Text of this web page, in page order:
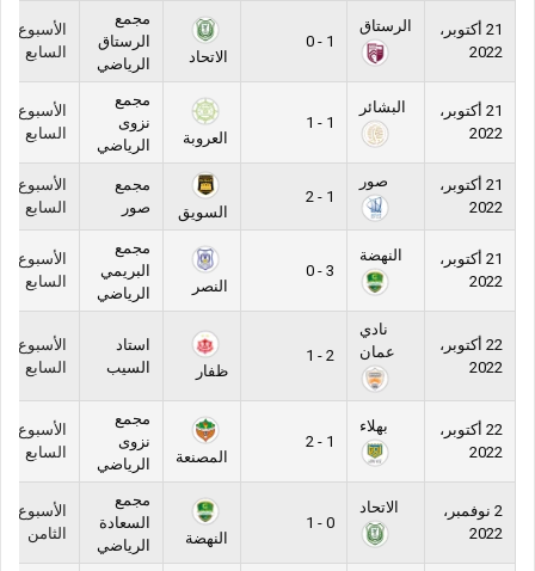
21 أكتوبر،
2022
الرستاق
1 - 0
الاتحاد
مجمع
الرستاق
الرياضي
الأسبوع
السابع
21 أكتوبر،
2022
البشائر
1 - 1
العروبة
مجمع
نزوى
الرياضي
الأسبوع
السابع
21 أكتوبر،
2022
صور
1 - 2
السويق
مجمع
صور
الأسبوع
السابع
21 أكتوبر،
2022
النهضة
3 - 0
النصر
مجمع
البريمي
الرياضي
الأسبوع
السابع
22 أكتوبر،
2022
نادي
عمان
2 - 1
ظفار
استاد
السيب
الأسبوع
السابع
22 أكتوبر،
2022
بهلاء
1 - 2
المصنعة
مجمع
نزوى
الرياضي
الأسبوع
السابع
2 نوفمبر،
2022
الاتحاد
0 - 1
النهضة
مجمع
السعادة
الرياضي
الأسبوع
الثامن